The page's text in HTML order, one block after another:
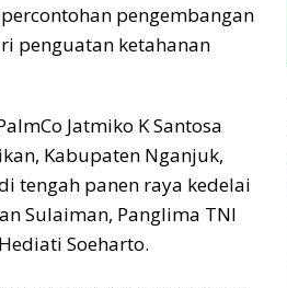
pengembangan
penguatan ketahanan
Jatmiko K Santosa
Kabupaten Nganjuk,
tengah panen raya kedelai
Sulaiman, Panglima TNI
Soeharto.